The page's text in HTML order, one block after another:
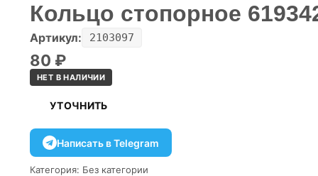
Кольцо стопорное
Артикул: 2103097
80 ₽
НЕТ В НАЛИЧИИ
УТОЧНИТЬ
Написать в Telegram
Категория: Без категории